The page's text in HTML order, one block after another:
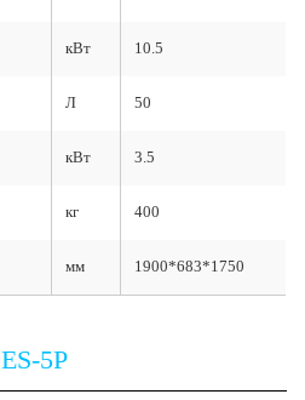
кВт 10.5
Л 50
кВт 3.5
кг 400
мм 1900*683*1750
ES-5P